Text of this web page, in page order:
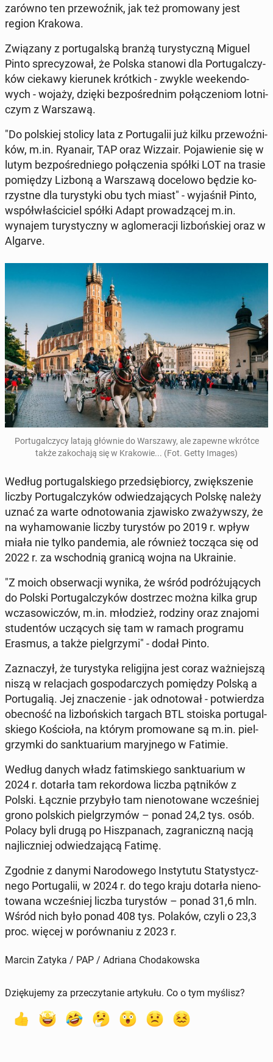
zarówno ten prze­woź­nik, jak też pro­mo­wa­ny jest
region Krakowa.
Zwią­za­ny z por­tu­gal­ską branżą tu­ry­stycz­ną Miguel
Pinto spre­cy­zo­wał, że Polska stanowi dla Por­tu­gal­czy­
ków ciekawy kie­ru­nek krót­kich - zwykle week­en­do­
wych - wojaży, dzięki bez­po­śred­nim po­łą­cze­niom lot­ni­
czym z War­sza­wą.
"Do pol­skiej stolicy lata z Por­tu­ga­lii już kilku prze­woź­ni­
ków, m.in. Ryanair, TAP oraz Wizzair. Po­ja­wie­nie się w
lutym bez­po­śred­nie­go po­łą­cze­nia spółki LOT na trasie
po­mię­dzy Lizboną a War­sza­wą do­ce­lo­wo będzie ko­
rzyst­ne dla tu­ry­sty­ki obu tych miast" - wy­ja­śnił Pinto,
współ­wła­ści­ciel spółki Adapt pro­wa­dzą­cej m.in.
wynajem tu­ry­stycz­ny w aglo­me­ra­cji li­zboń­skiej oraz w
Algarve.
Por­tu­gal­czy­cy latają głównie do War­sza­wy, ale zapewne wkrótce
także za­ko­cha­ją się w Kra­ko­wie... (Fot. Getty Images)
Według por­tu­gal­skie­go przed­się­bior­cy, zwięk­sze­nie
liczby Por­tu­gal­czy­ków od­wie­dza­ją­cych Polskę należy
uznać za warte od­no­to­wa­nia zja­wi­sko zwa­żyw­szy, że
na wy­ha­mo­wa­nie liczby tu­ry­stów po 2019 r. wpływ
miała nie tylko pan­de­mia, ale również tocząca się od
2022 r. za wschod­nią granicą wojna na Ukra­inie.
"Z moich ob­ser­wa­cji wynika, że wśród po­dró­żu­ją­cych
do Polski Por­tu­gal­czy­ków do­strzec można kilka grup
wcza­so­wi­czów, m.in. mło­dzież, rodziny oraz znajomi
stu­den­tów uczą­cych się tam w ramach pro­gra­mu
Erasmus, a także piel­grzy­mi" - dodał Pinto.
Za­zna­czył, że tu­ry­sty­ka re­li­gij­na jest coraz waż­niej­szą
niszą w re­la­cjach go­spo­dar­czych po­mię­dzy Polską a
Por­tu­ga­lią. Jej zna­cze­nie - jak od­no­to­wał - po­twier­dza
obec­ność na li­zboń­skich targach BTL stoiska por­tu­gal­
skie­go Ko­ścio­ła, na którym pro­mo­wa­ne są m.in. piel­
grzym­ki do sank­tu­arium ma­ryj­ne­go w Fatimie.
Według danych władz fa­tim­skie­go sank­tu­arium w
2024 r. dotarła tam re­kor­do­wa liczba pąt­ni­ków z
Polski. Łącznie przy­by­ło tam nie­no­to­wa­ne wcze­śniej
grono pol­skich piel­grzy­mów – ponad 24,2 tys. osób.
Polacy byli drugą po Hisz­pa­nach, za­gra­nicz­ną nacją
naj­licz­niej od­wie­dza­ją­cą Fatimę.
Zgodnie z danymi Na­ro­do­we­go In­sty­tu­tu Sta­ty­stycz­
ne­go Por­tu­ga­lii, w 2024 r. do tego kraju dotarła nie­no­
to­wa­na wcze­śniej liczba tu­ry­stów – ponad 31,6 mln.
Wśród nich było ponad 408 tys. Polaków, czyli o 23,3
proc. więcej w po­rów­na­niu z 2023 r.
Marcin Zatyka / PAP / Adriana Chodakowska
Dziękujemy za przeczytanie artykułu. Co o tym myślisz?